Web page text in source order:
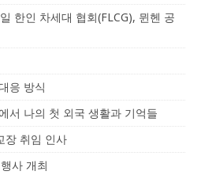
한인 차세대 협회(FLCG), 뮌헨 공
응 방식
서 나의 첫 외국 생활과 기억들
장 취임 인사
사 개최